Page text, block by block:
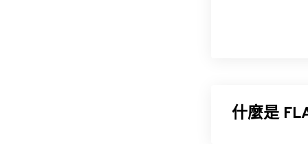
什麼是